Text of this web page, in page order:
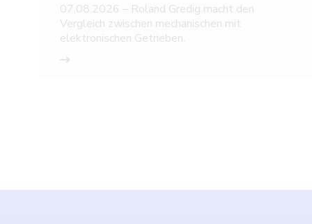
07.08.2026 – Roland Gredig macht den
Vergleich zwischen mechanischen mit
elektronischen Getrieben.